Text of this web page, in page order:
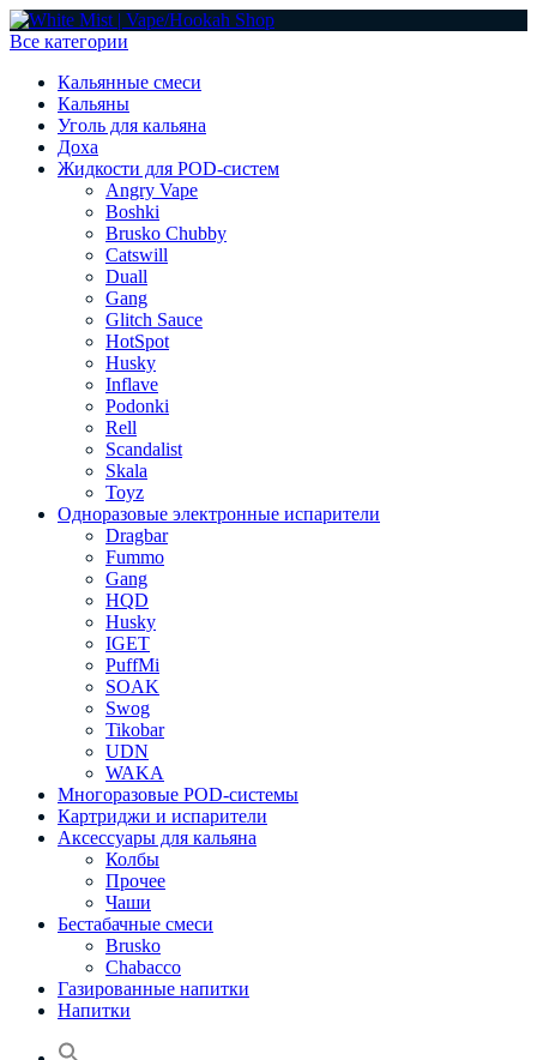
Все категории
Кальянные смеси
Кальяны
Уголь для кальяна
Доха
Жидкости для POD-систем
Angry Vape
Boshki
Brusko Chubby
Catswill
Duall
Gang
Glitch Sauce
HotSpot
Husky
Inflave
Podonki
Rell
Scandalist
Skala
Toyz
Одноразовые электронные испарители
Dragbar
Fummo
Gang
HQD
Husky
IGET
PuffMi
SOAK
Swog
Tikobar
UDN
WAKA
Многоразовые POD-системы
Картриджи и испарители
Аксессуары для кальяна
Колбы
Прочее
Чаши
Бестабачные смеси
Brusko
Chabacco
Газированные напитки
Напитки